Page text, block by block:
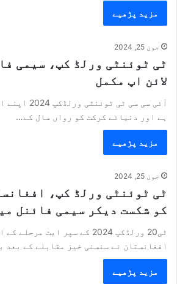
مزید پڑھیے
جون 25, 2024
ٹی ٹوئنٹی ورلڈ کپ، سیمی
لائن اپ مکمل
آئی سی سی ٹی
ہے اور دنیائے کرکٹ کو رواں سال کے…
مزید پڑھیے
جون 25, 2024
ٹی ٹوئنٹی ورلڈ کپ،
کو شکست دیکر سیمی فائنل
ٹی20 ورلڈکپ 2024 کے سپر ایٹ
افغانستان نے سنسنی خیز مقابلے کے بعد
مزید پڑھیے